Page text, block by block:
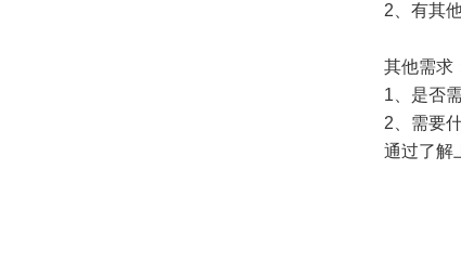
2、有其他
其他需求
1、是否需
2、需要什
通过了解上